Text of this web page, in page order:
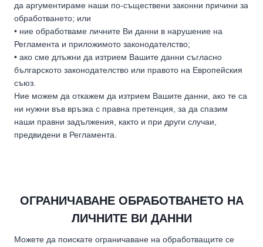
да аргументираме наши по-съществени законни причини за
обработването; или
• ние обработваме личните Ви данни в нарушение на
Регламента и приложимото законодателство;
• ако сме длъжни да изтрием Вашите данни съгласно
българското законодателство или правото на Европейския
съюз.
Ние можем да откажем да изтрием Вашите данни, ако те са
ни нужни във връзка с правна претенция, за да спазим
наши правни задължения, както и при други случаи,
предвидени в Регламента.
ОГРАНИЧАВАНЕ ОБРАБОТВАНЕТО НА
ЛИЧНИТЕ ВИ ДАННИ
Можете да поискате ограничаване на обработващите се